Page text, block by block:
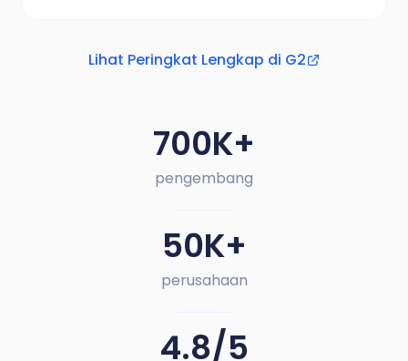
Lihat Peringkat Lengkap di G2
700K+
pengembang
50K+
perusahaan
4.8/5